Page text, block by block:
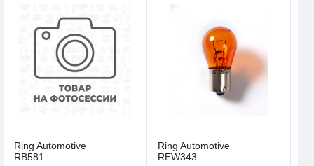
Ring Automotive
RB581
Ring Automotive
REW343